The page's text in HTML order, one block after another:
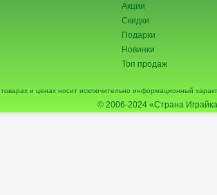
Акции
Скидки
Подарки
Новинки
Топ продаж
и ценах носит исключительно информационный
© 2006-2024 «Страна